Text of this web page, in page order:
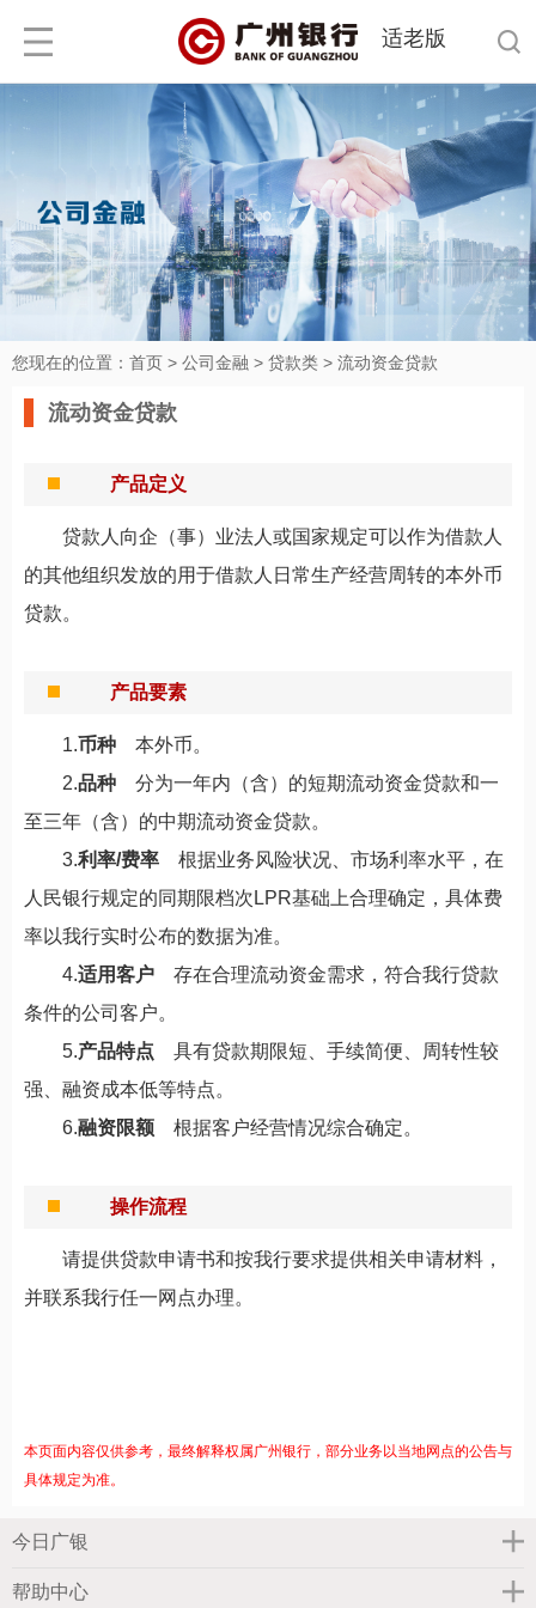
适老版
您现在的位置： 首页 > 公司金融 > 贷款类 > 流动资金贷款
流动资金贷款
产品定义
贷款人向企（事）业法人或国家规定可以作为借款人
的其他组织发放的用于借款人日常生产经营周转的本外币
贷款。
产品要素
1.币种
本外币。
2.品种
分为一年内（含）的短期流动资金贷款和一
至三年（含）的中期流动资金贷款。
3.利率/费率
根据业务风险状况、市场利率水平，在
人民银行规定的同期限档次LPR基础上合理确定，具体费
率以我行实时公布的数据为准。
4.适用客户
存在合理流动资金需求，符合我行贷款
条件的公司客户。
5.产品特点
具有贷款期限短、手续简便、周转性较
强、融资成本低等特点。
6.融资限额 根据客户经营情况综合确定。
操作流程
请提供贷款申请书和按我行要求提供相关申请材料，
并联系我行任一网点办理。
本页面内容仅供参考，最终解释权属广州银行，部分业务以当地网点的公告与
具体规定为准。
今日广银
帮助中心